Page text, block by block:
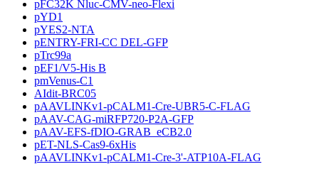
pFC32K Nluc-CMV-neo-Flexi
pYD1
pYES2-NTA
pENTRY-FRI-CC DEL-GFP
pTrc99a
pEF1/V5-His B
pmVenus-C1
AIdit-BRC05
pAAVLINKv1-pCALM1-Cre-UBR5-C-FLAG
pAAV-CAG-miRFP720-P2A-GFP
pAAV-EFS-fDIO-GRAB_eCB2.0
pET-NLS-Cas9-6xHis
pAAVLINKv1-pCALM1-Cre-3'-ATP10A-FLAG